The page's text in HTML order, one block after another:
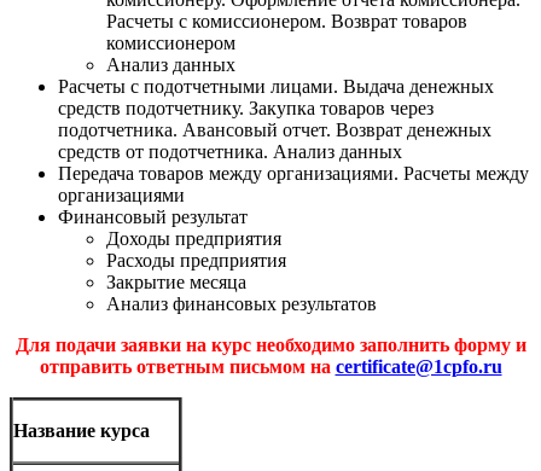
Расчеты с комиссионером. Возврат товаров
комиссионером
Анализ данных
Расчеты с подотчетными лицами. Выдача денежных
средств подотчетнику. Закупка товаров через
подотчетника. Авансовый отчет. Возврат денежных
средств от подотчетника. Анализ данных
Передача товаров между организациями. Расчеты между
организациями
Финансовый результат
Доходы предприятия
Расходы предприятия
Закрытие месяца
Анализ финансовых результатов
Для подачи заявки на курс необходимо заполнить форму и
отправить ответным письмом на certificate@1cpfo.ru
Название курса